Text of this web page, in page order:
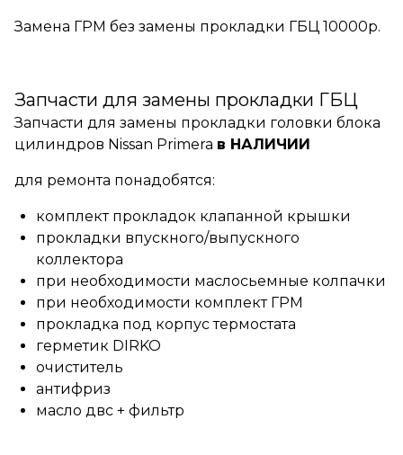
Замена ГРМ без замены прокладки ГБЦ 10000р.
Запчасти для замены прокладки ГБЦ
Запчасти для замены прокладки головки блока
цилиндров Nissan Primera в НАЛИЧИИ
для ремонта понадобятся:
комплект прокладок клапанной крышки
прокладки впускного/выпускного
коллектора
при необходимости маслосьемные колпачки
при необходимости комплект ГРМ
прокладка под корпус термостата
герметик DIRKO
очиститель
антифриз
масло двс + фильтр